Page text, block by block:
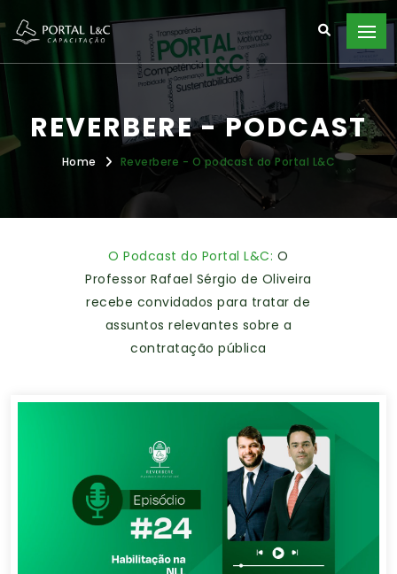
REVERBERE - PODCAST
Home Reverbere - O podcast do Portal L&C
O Podcast do Portal L&C: O
Professor Rafael Sérgio de Oliveira
recebe convidados para tratar de
assuntos relevantes sobre a
contratação pública